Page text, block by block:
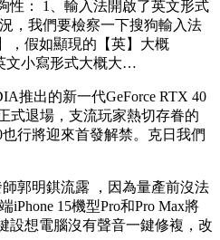
： 1、輸入法開啟了英文形式
，我們要檢察一下搜狗輸入法
，假如顯現的【英】大概
文小寫形式大概大…
推出的新一代GeForce RTX 40
退場 ，支流玩家熱切存眷的
將迎來首發解禁 。克日我們
郭明錤流露 ，因為量產前沒法
iPhone 15機型Pro和Pro Max將
想電腦沒有聲音一鍵修複 ，改